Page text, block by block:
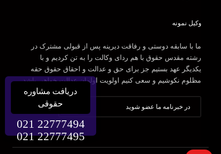
وکیل نمونه
ما با سابقه دوستی و رفاقت دیرینه پس از قبولی مشترک در
رشته مقدس حقوق با هم ردای وکالت را به تن کردیم و با
یکدیگر عهد بستیم جز برای حق و عدالت و احقاق حقوق حقه
مظلوم نکوشیم و سعی کنیم اولویت اولمان عدالت خواهی باشد.
دریافت مشاوره
حقوقی
021 22777494
021 22777495